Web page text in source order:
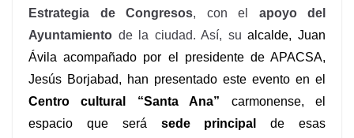
Estrategia de Congresos, con el apoyo del
Ayuntamiento de la ciudad. Así, sualcalde, Juan
Ávila acompañado por el presidente de APACSA,
Jesús Borjabad, han presentado este evento en el
Centro cultural “Santa Ana” carmonense, el
espacio que será sede principal
de esas